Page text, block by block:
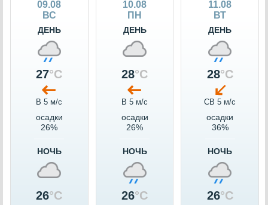
09.08
ВС
ДЕНЬ
27°C
В 5 м/c
осадки
26%
НОЧЬ
26°C
10.08
ПН
ДЕНЬ
28°C
В 5 м/c
осадки
26%
НОЧЬ
26°C
11.08
ВТ
ДЕНЬ
28°C
СВ 5 м/c
осадки
36%
НОЧЬ
26°C